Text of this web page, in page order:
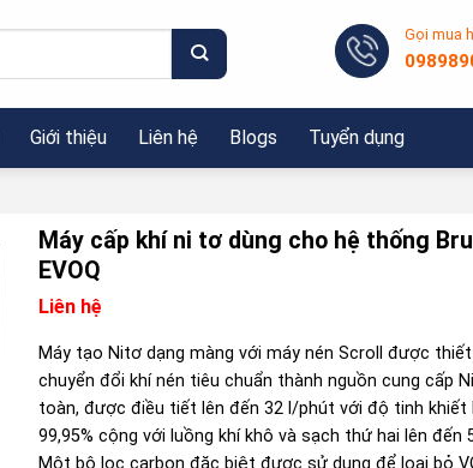
Gọi mua
Giới thiệu Liên hệ Blogs Tuyển dụng
Máy cấp khí ni tơ dùng cho hệ thống
EVOQ
Liên hệ
Máy tạo Nitơ dạng màng với máy nén Scroll được
chuyển đổi khí nén tiêu chuẩn thành nguồn cung cấp
toàn, được điều tiết lên đến 32 l/phút với độ tinh khiết
99,95% cộng với luồng khí khô và sạch thứ hai lên đến
Một bộ lọc carbon đặc biệt được sử dụng để loại bỏ